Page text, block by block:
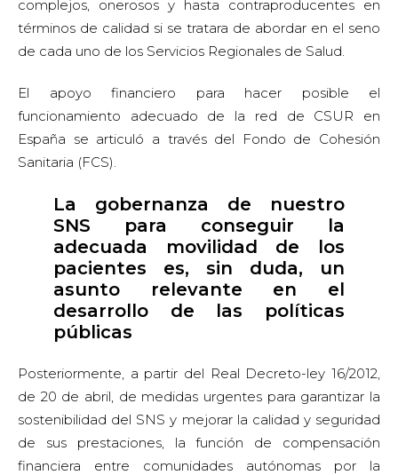
complejos, onerosos y hasta contraproducentes en
términos de calidad si se tratara de abordar en el seno
de cada uno de los Servicios Regionales de Salud.
El apoyo financiero para hacer posible el
funcionamiento adecuado de la red de CSUR en
España se articuló a través del Fondo de Cohesión
Sanitaria (FCS).
La gobernanza de nuestro
SNS para conseguir la
adecuada movilidad de los
pacientes es, sin duda, un
asunto relevante en el
desarrollo de las políticas
públicas
Posteriormente, a partir del Real Decreto-ley 16/2012,
de 20 de abril, de medidas urgentes para garantizar la
sostenibilidad del SNS y mejorar la calidad y seguridad
de sus prestaciones, la función de compensación
financiera entre comunidades autónomas por la